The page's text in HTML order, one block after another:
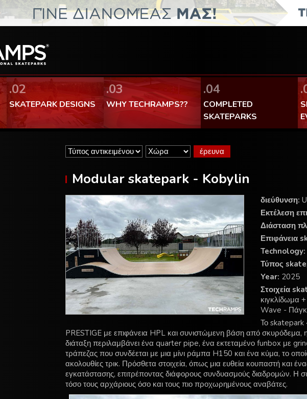
.02
SKATEPARK DESIGNS
.03
WHY TECHRAMPS??
.04
COMPLETED
SKATEPARKS
Modular skatepark - Kobylin
διεύθυνση:
Εκτέλεση
Διάσταση
Επιφάνεια
Technology:
Τύπος
Year: 2025
Στοιχεία
κιγκλίδωμα
Wave -
Το skatepark
PRESTIGE με επιφάνεια HPL και συνιστώμενη βάση από σκυρόδεμα,
διάταξη περιλαμβάνει ένα quarter pipe, ένα εκτεταμένο funbox με
τράπεζας που συνδέεται με μια μίνι ράμπα H150 και ένα κύμα, το
ακολουθίες τρικ. Πρόσθετα στοιχεία, όπως μια ευθεία κουπαστή και
εγκατάστασης, επιτρέποντας διάφορους συνδυασμούς διαδρομών. Η
τόσο τους αρχάριους όσο και τους πιο προχωρημένους αναβάτες.